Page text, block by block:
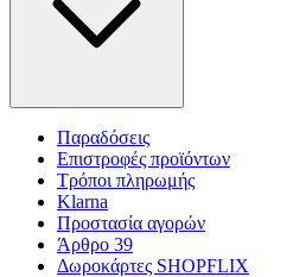
Παραδόσεις
Επιστροφές προϊόντων
Τρόποι πληρωμής
Klarna
Προστασία αγορών
Άρθρο 39
Δωροκάρτες SHOPFLIX